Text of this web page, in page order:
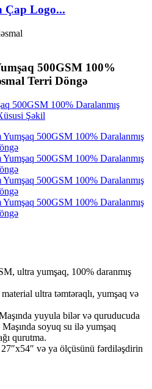
Çap Logo...
500GSM 100%
Terri Döngə
ultra yumşaq, 100% daranmış
ultra təmtəraqlı, yumşaq və
yuyula bilər və quruducuda
soyuq su ilə yumşaq
qurutma.
və ya ölçüsünü fərdiləşdirin